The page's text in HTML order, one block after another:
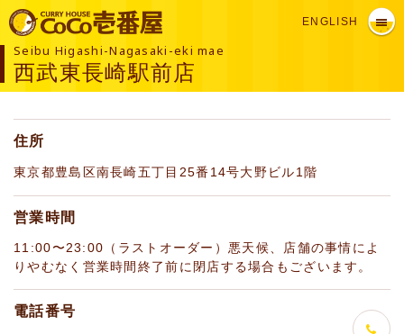
ENGLISH
Seibu Higashi-Nagasaki-eki mae
西武東長崎駅前店
住所
東京都豊島区南長崎五丁目25番14号大野ビル1階
営業時間
11:00〜23:00（ラストオーダー）悪天候、店舗の事情によ
りやむなく営業時間終了前に閉店する場合もございます。
電話番号